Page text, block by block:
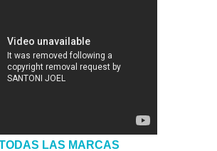
LAS MARCAS